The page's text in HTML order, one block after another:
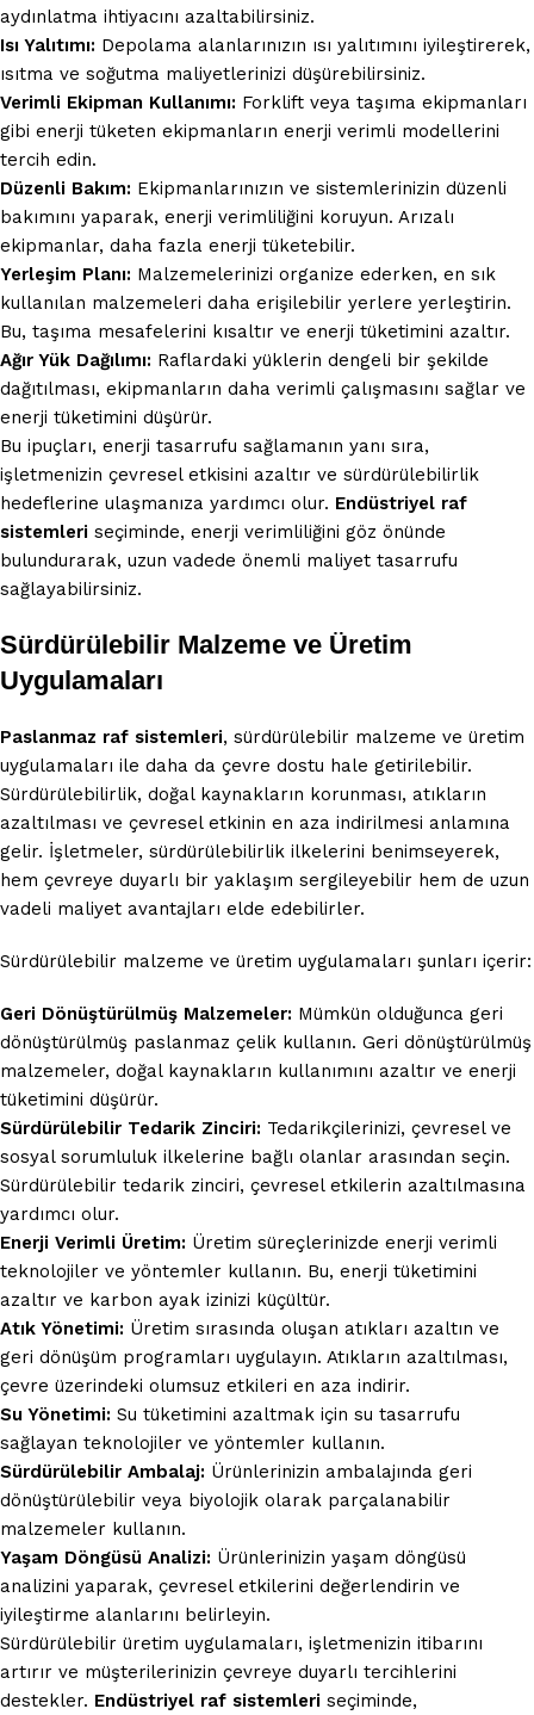
aydınlatma ihtiyacını azaltabilirsiniz.
Isı Yalıtımı: Depolama alanlarınızın ısı yalıtımını iyileştirerek,
ısıtma ve soğutma maliyetlerinizi düşürebilirsiniz.
Verimli Ekipman Kullanımı: Forklift veya taşıma ekipmanları
gibi enerji tüketen ekipmanların enerji verimli modellerini
tercih edin.
Düzenli Bakım: Ekipmanlarınızın ve sistemlerinizin düzenli
bakımını yaparak, enerji verimliliğini koruyun. Arızalı
ekipmanlar, daha fazla enerji tüketebilir.
Yerleşim Planı: Malzemelerinizi organize ederken, en sık
kullanılan malzemeleri daha erişilebilir yerlere yerleştirin.
Bu, taşıma mesafelerini kısaltır ve enerji tüketimini azaltır.
Ağır Yük Dağılımı: Raflardaki yüklerin dengeli bir şekilde
dağıtılması, ekipmanların daha verimli çalışmasını sağlar ve
enerji tüketimini düşürür.
Bu ipuçları, enerji tasarrufu sağlamanın yanı sıra,
işletmenizin çevresel etkisini azaltır ve sürdürülebilirlik
hedeflerine ulaşmanıza yardımcı olur. Endüstriyel raf
sistemleri seçiminde, enerji verimliliğini göz önünde
bulundurarak, uzun vadede önemli maliyet tasarrufu
sağlayabilirsiniz.
Sürdürülebilir Malzeme ve Üretim
Uygulamaları
Paslanmaz raf sistemleri, sürdürülebilir malzeme ve üretim
uygulamaları ile daha da çevre dostu hale getirilebilir.
Sürdürülebilirlik, doğal kaynakların korunması, atıkların
azaltılması ve çevresel etkinin en aza indirilmesi anlamına
gelir. İşletmeler, sürdürülebilirlik ilkelerini benimseyerek,
hem çevreye duyarlı bir yaklaşım sergileyebilir hem de uzun
vadeli maliyet avantajları elde edebilirler.
Sürdürülebilir malzeme ve üretim uygulamaları şunları içerir:
Geri Dönüştürülmüş Malzemeler: Mümkün olduğunca geri
dönüştürülmüş paslanmaz çelik kullanın. Geri dönüştürülmüş
malzemeler, doğal kaynakların kullanımını azaltır ve enerji
tüketimini düşürür.
Sürdürülebilir Tedarik Zinciri: Tedarikçilerinizi, çevresel ve
sosyal sorumluluk ilkelerine bağlı olanlar arasından seçin.
Sürdürülebilir tedarik zinciri, çevresel etkilerin azaltılmasına
yardımcı olur.
Enerji Verimli Üretim: Üretim süreçlerinizde enerji verimli
teknolojiler ve yöntemler kullanın. Bu, enerji tüketimini
azaltır ve karbon ayak izinizi küçültür.
Atık Yönetimi: Üretim sırasında oluşan atıkları azaltın ve
geri dönüşüm programları uygulayın. Atıkların azaltılması,
çevre üzerindeki olumsuz etkileri en aza indirir.
Su Yönetimi: Su tüketimini azaltmak için su tasarrufu
sağlayan teknolojiler ve yöntemler kullanın.
Sürdürülebilir Ambalaj: Ürünlerinizin ambalajında geri
dönüştürülebilir veya biyolojik olarak parçalanabilir
malzemeler kullanın.
Yaşam Döngüsü Analizi: Ürünlerinizin yaşam döngüsü
analizini yaparak, çevresel etkilerini değerlendirin ve
iyileştirme alanlarını belirleyin.
Sürdürülebilir üretim uygulamaları, işletmenizin itibarını
artırır ve müşterilerinizin çevreye duyarlı tercihlerini
destekler. Endüstriyel raf sistemleri seçiminde,